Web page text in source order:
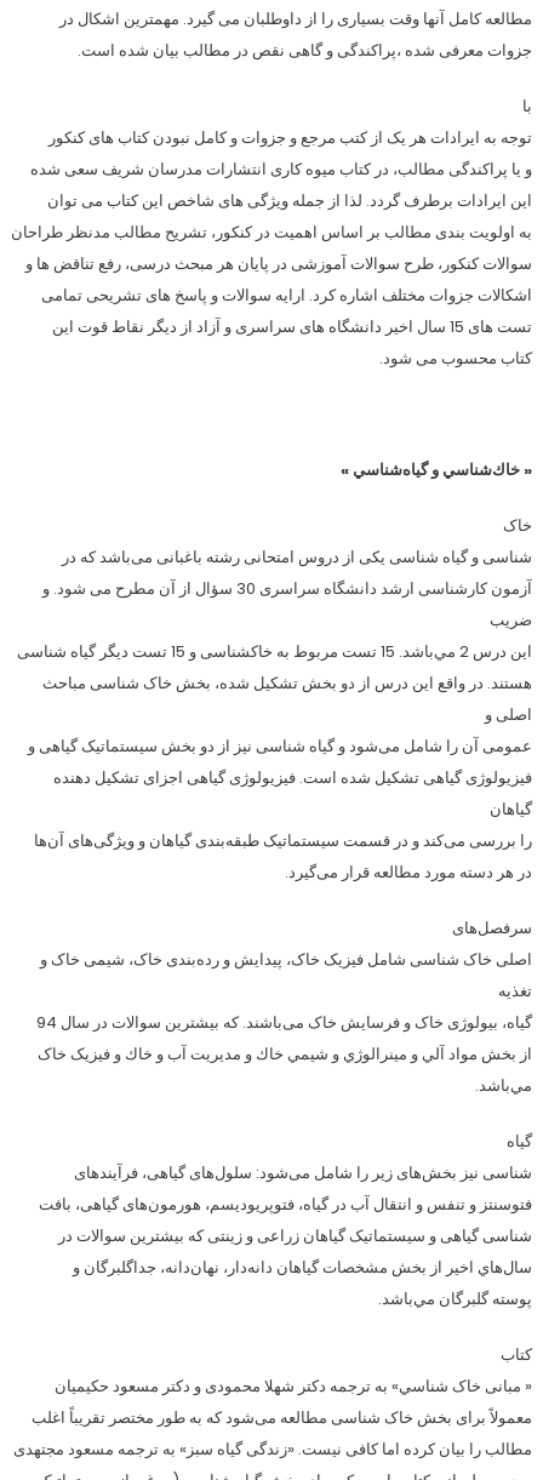
مطالعه کامل آنها وقت بسیاری را از داوطلبان می­ گیرد. مهمترین اشکال در
جزوات معرفی شده ،پراکندگی و گاهی نقص در مطالب بیان شده است.
با
توجه به ایرادات هر یک از کتب مرجع و جزوات و کامل نبودن کتاب­ های کنکور
و یا پراکندگی مطالب، در کتاب میوه­ کاری انتشارات مدرسان شریف سعی شده
این ایرادات برطرف گردد. لذا از جمله ویژگی­ های شاخص این کتاب می­ توان
به اولویت بندی مطالب بر اساس اهمیت در کنکور، تشریح مطالب مدنظر طراحان
سوالات کنکور، طرح سوالات آموزشی در پایان هر مبحث درسی، رفع تناقض ­ها و
اشکالات جزوات مختلف اشاره کرد. ارایه سوالات و پاسخ­ های تشریحی تمامی
تست­ های 15 سال اخیر دانشگاه ­های سراسری و آزاد از دیگر نقاط قوت این
کتاب محسوب می­ شود.
« خاك‌شناسي و گياه‌شناسي »
خاک
شناسی و گیاه شناسی یکی از دروس امتحانی رشته باغبانی می‌باشد که در
آزمون کارشناسی ارشد دانشگاه سراسری 30 سؤال از آن مطرح می شود. و
ضريب
اين درس 2 مي‌باشد. 15 تست مربوط به خاکشناسی و 15 تست دیگر گیاه شناسی
هستند. در واقع این درس از دو بخش تشکیل شده، بخش خاک شناسی مباحث
اصلی و
عمومی آن را شامل می‌شود و گیاه شناسی نیز از دو بخش سیستماتیک گیاهی و
فیزیولوژی گیاهی تشکیل شده است. فیزیولوژی گیاهی اجزای تشکیل دهنده
گیاهان
را بررسی می‌کند و در قسمت سیستماتیک طبقه‌بندی گیاهان و ویژگی‌های آن‌ها
در هر دسته مورد مطالعه قرار می‌گیرد.
سرفصل‌های
اصلی خاک شناسی شامل فیزیک خاک، پیدایش و رده‌بندی خاک، شیمی خاک و
تغذیه
گیاه، بیولوژی خاک و فرسایش خاک می‌باشند. كه بيشترين سوالات در سال 94
از بخش مواد آلي و مينرالوژي و شيمي خاك و مديريت آب و خاك و فیزیک خاک
مي‌باشد.
گیاه
شناسی نیز بخش‌های زیر را شامل می‌شود: سلول‌های گیاهی، فرآیندهای
فتوسنتز و تنفس و انتقال آب در گیاه، فتوپریودیسم، هورمون‌های گیاهی، بافت
شناسی گیاهی و سیستماتیک گیاهان زراعی و زینتی كه بيشترين سوالات در
سال‌هاي اخير از بخش مشخصات گياهان دانه‌دار، نهان‌دانه، جداگلبرگان و
پوسته گلبرگان مي‌باشد.
کتاب
« مبانی خاک شناسي» به ترجمه دکتر شهلا محمودی و دکتر مسعود حکیمیان
معمولاً برای بخش خاک شناسی مطالعه می‌شود که به طور مختصر تقریباً اغلب
مطالب را بیان کرده اما کافی نیست. «زندگی گیاه سبز» به ترجمه مسعود مجتهدی